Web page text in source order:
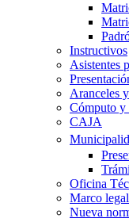
Instructivos
Asistentes
Aranceles
Cómputo y
CAJA
Oficina
Marco legal
Nueva